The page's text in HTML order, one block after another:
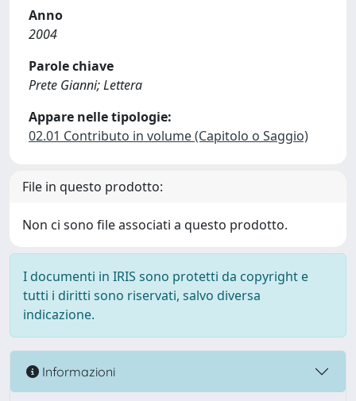
Anno
2004
Parole chiave
Prete Gianni; Lettera
Appare nelle tipologie:
02.01 Contributo in volume (Capitolo o Saggio)
File in questo prodotto:
Non ci sono file associati a questo prodotto.
I documenti in IRIS sono protetti da copyright e
tutti i diritti sono riservati, salvo diversa
indicazione.
Informazioni